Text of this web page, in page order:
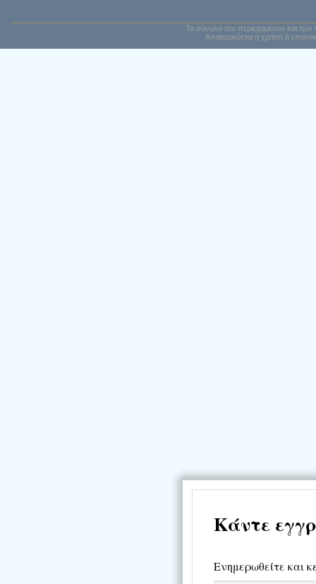
Το σύνολο του περιεχομένου και των
Απαγορεύεται η χρήση ή